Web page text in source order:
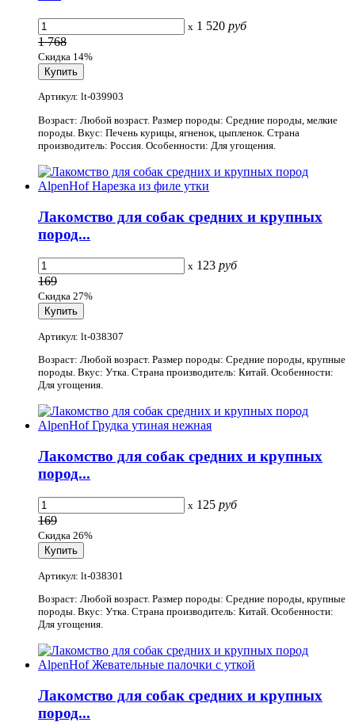
x 1 520 руб
1 768
Скидка 14%
Артикул: lt-039903
Возраст: Любой возраст. Размер породы: Средние породы, мелкие
породы. Вкус: Печень курицы, ягненок, цыпленок. Страна
производитель: Россия. Особенности: Для угощения.
Лакомство для собак средних и крупных
пород...
x 123 руб
169
Скидка 27%
Артикул: lt-038307
Возраст: Любой возраст. Размер породы: Средние породы, крупные
породы. Вкус: Утка. Страна производитель: Китай. Особенности:
Для угощения.
Лакомство для собак средних и крупных
пород...
x 125 руб
169
Скидка 26%
Артикул: lt-038301
Возраст: Любой возраст. Размер породы: Средние породы, крупные
породы. Вкус: Утка. Страна производитель: Китай. Особенности:
Для угощения.
Лакомство для собак средних и крупных
пород...